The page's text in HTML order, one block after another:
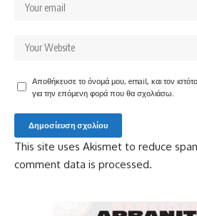
Αποθήκευσε το όνομά μου, email, και τον
για την επόμενη φορά που θα σχολιάσω.
This site uses Akismet to reduce
comment data is processed.